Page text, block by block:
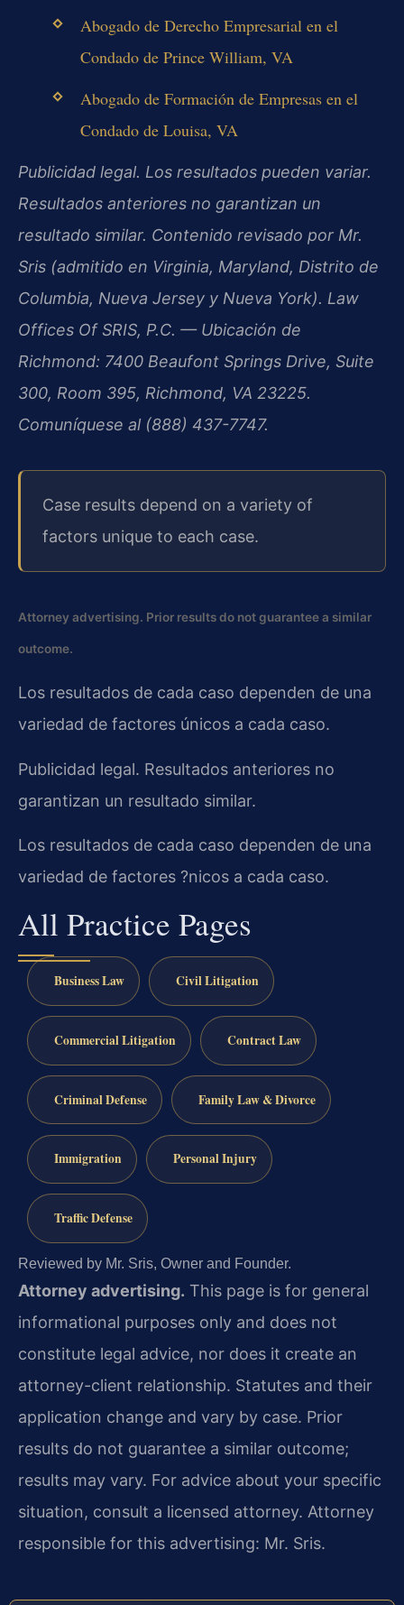
Abogado de Derecho Empresarial en el
Condado de Prince William, VA
Abogado de Formación de Empresas en el
Condado de Louisa, VA
Publicidad legal. Los resultados pueden variar.
Resultados anteriores no garantizan un
resultado similar. Contenido revisado por Mr.
Sris (admitido en Virginia, Maryland, Distrito de
Columbia, Nueva Jersey y Nueva York). Law
Offices Of SRIS, P.C. — Ubicación de
Richmond: 7400 Beaufont Springs Drive, Suite
300, Room 395, Richmond, VA 23225.
Comuníquese al (888) 437-7747.
Case results depend on a variety of
factors unique to each case.
Attorney advertising. Prior results do not guarantee a similar
outcome.
Los resultados de cada caso dependen de una
variedad de factores únicos a cada caso.
Publicidad legal. Resultados anteriores no
garantizan un resultado similar.
Los resultados de cada caso dependen de una
variedad de factores ?nicos a cada caso.
All Practice Pages
Business Law Civil Litigation
Commercial Litigation Contract Law
Criminal Defense Family Law & Divorce
Immigration Personal Injury
Traffic Defense
Reviewed by Mr. Sris, Owner and Founder.
Attorney advertising. This page is for general
informational purposes only and does not
constitute legal advice, nor does it create an
attorney-client relationship. Statutes and their
application change and vary by case. Prior
results do not guarantee a similar outcome;
results may vary. For advice about your specific
situation, consult a licensed attorney. Attorney
responsible for this advertising: Mr. Sris.